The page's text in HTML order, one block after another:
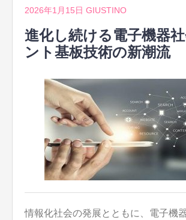
2026年1月15日 GIUSTINO
進化し続ける電子機器
ント基板技術の新潮流
情報化社会の発展とともに、電子機